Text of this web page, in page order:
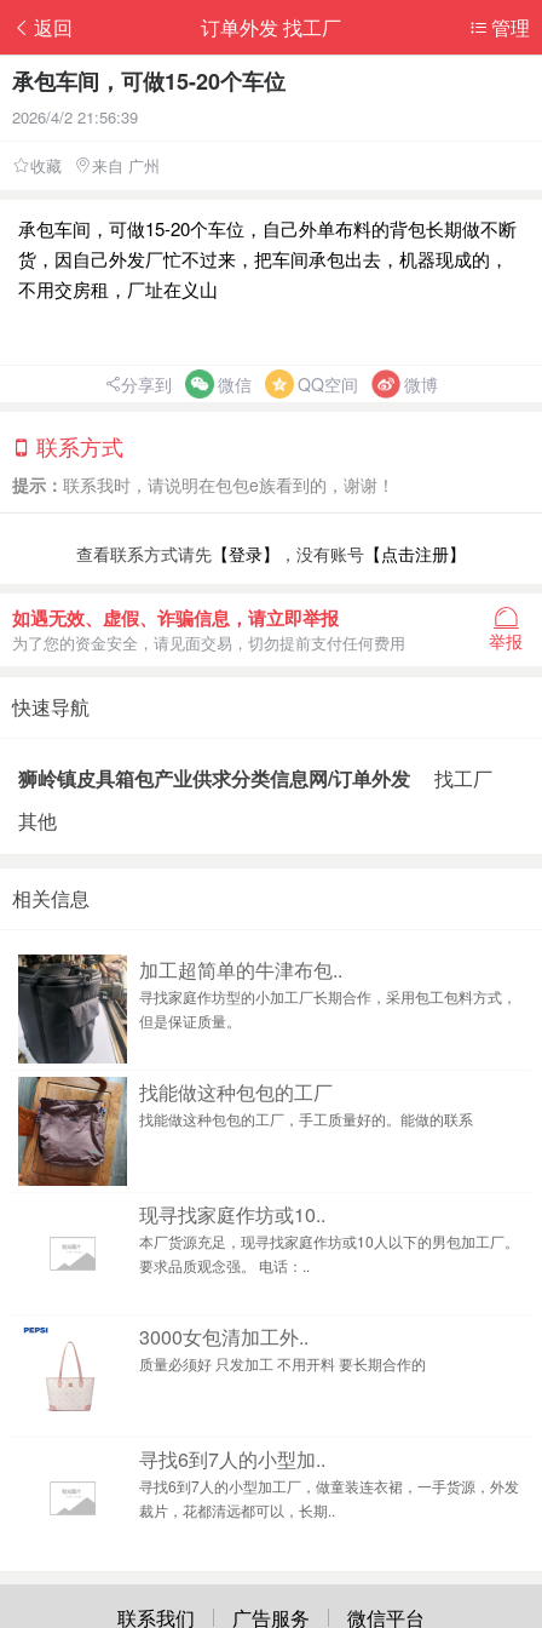
返回 管理
订单外发 找工厂
承包车间，可做15-20个车位
2026/4/2 21:56:39
收藏 来自 广州
承包车间，可做15-20个车位，自己外单布料的背包长期做不断
货，因自己外发厂忙不过来，把车间承包出去，机器现成的，
不用交房租，厂址在义山
分享到 微信 QQ空间 微博
联系方式
提示： 联系我时，请说明在包包e族看到的，谢谢！
查看联系方式请先 【登录】 ，没有账号 【点击注册】
如遇无效、虚假、诈骗信息，请立即举报
为了您的资金安全，请见面交易，切勿提前支付任何费用 举报
快速导航
狮岭镇皮具箱包产业供求分类信息网/订单外发
找工厂
其他
相关信息
加工超简单的牛津布包..
寻找家庭作坊型的小加工厂长期合作，采用包工包料方式，
但是保证质量。
找能做这种包包的工厂
找能做这种包包的工厂，手工质量好的。能做的联系
现寻找家庭作坊或10..
本厂货源充足，现寻找家庭作坊或10人以下的男包加工厂。
要求品质观念强。 电话：..
3000女包清加工外..
质量必须好 只发加工 不用开料 要长期合作的
寻找6到7人的小型加..
寻找6到7人的小型加工厂，做童装连衣裙，一手货源，外发
裁片，花都清远都可以，长期..
联系我们 广告服务 微信平台